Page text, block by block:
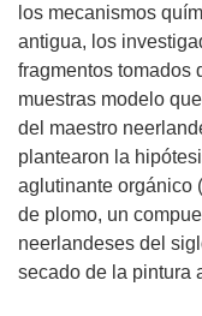
los mecanismos
antigua, los
fragmentos tomados
muestras modelo
del maestro
plantearon la
aglutinante orgánico
de plomo, un
neerlandeses del
secado de la pintura